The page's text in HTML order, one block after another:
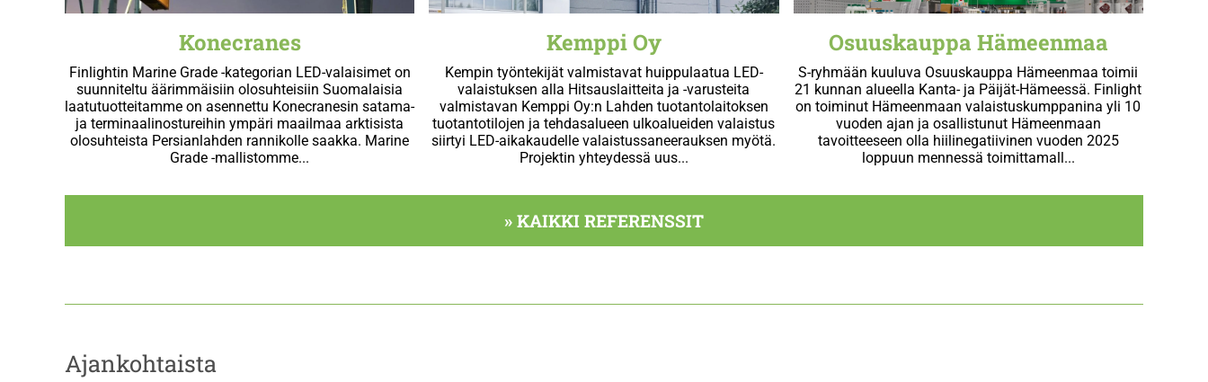
Konecranes
Finlightin Marine Grade -kategorian LED-valaisimet on
suunniteltu äärimmäisiin olosuhteisiin Suomalaisia
laatutuotteitamme on asennettu Konecranesin satama-
ja terminaalinostureihin ympäri maailmaa arktisista
olosuhteista Persianlahden rannikolle saakka. Marine
Grade -mallistomme...
Kemppi Oy
Kempin työntekijät valmistavat huippulaatua LED-
valaistuksen alla Hitsauslaitteita ja -varusteita
valmistavan Kemppi Oy:n Lahden tuotantolaitoksen
tuotantotilojen ja tehdasalueen ulkoalueiden valaistus
siirtyi LED-aikakaudelle valaistussaneerauksen myötä.
Projektin yhteydessä uus...
Osuuskauppa Hämeenmaa
S-ryhmään kuuluva Osuuskauppa Hämeenmaa toimii
21 kunnan alueella Kanta- ja Päijät-Hämeessä. Finlight
on toiminut Hämeenmaan valaistuskumppanina yli 10
vuoden ajan ja osallistunut Hämeenmaan
tavoitteeseen olla hiilinegatiivinen vuoden 2025
loppuun mennessä toimittamall...
» KAIKKI REFERENSSIT
Ajankohtaista